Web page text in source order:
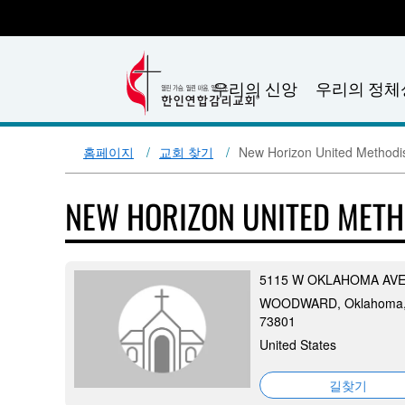
우리의 신앙 우리의 정체
홈페이지 교회 찾기 New Horizon United
NEW HORIZON UNITED
5115 W OKLAHOMA AVE
WOODWARD,
73801
United States
길찾기